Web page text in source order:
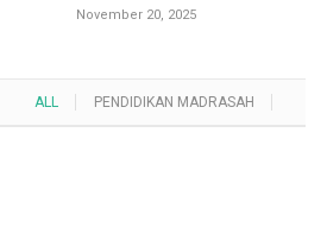
November 20, 2025
ALL PENDIDIKAN MADRASAH